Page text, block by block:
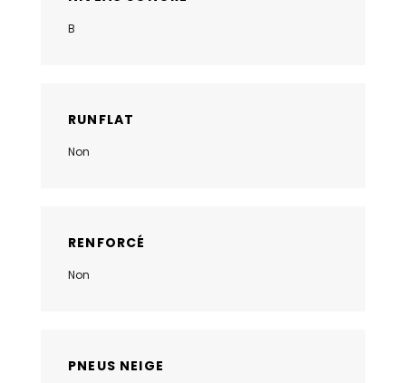
B
RUNFLAT
Non
RENFORCÉ
Non
PNEUS NEIGE